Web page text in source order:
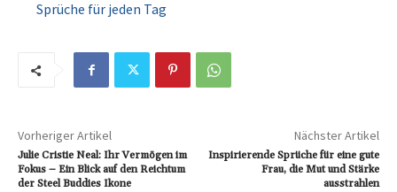
Sprüche für jeden Tag
Vorheriger Artikel
Julie Cristie Neal: Ihr Vermögen im
Fokus – Ein Blick auf den Reichtum
der Steel Buddies Ikone
Nächster Artikel
Inspirierende Sprüche für eine gute
Frau, die Mut und Stärke
ausstrahlen